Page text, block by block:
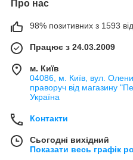
Про нас
98% позитивних з 1593
Працює з 24.03.2009
м. Київ
04086, м. Київ, вул.
праворуч від магазину
Україна
Контакти
Сьогодні вихідний
Показати весь графік